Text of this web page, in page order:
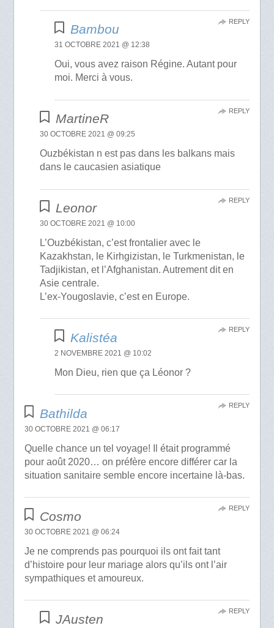
Bambou
31 OCTOBRE 2021 @ 12:38
Oui, vous avez raison Régine. Autant pour
moi. Merci à vous.
REPLY
MartineR
30 OCTOBRE 2021 @ 09:25
Ouzbékistan n est pas dans les balkans mais
dans le caucasien asiatique
REPLY
Leonor
30 OCTOBRE 2021 @ 10:00
L’Ouzbékistan, c’est frontalier avec le
Kazakhstan, le Kirhgizistan, le Turkmenistan, le
Tadjikistan, et l’Afghanistan. Autrement dit en
Asie centrale.
L’ex-Yougoslavie, c’est en Europe.
REPLY
Kalistéa
2 NOVEMBRE 2021 @ 10:02
Mon Dieu, rien que ça Léonor ?
REPLY
Bathilda
30 OCTOBRE 2021 @ 06:17
Quelle chance un tel voyage! Il était programmé
pour août 2020… on préfère encore différer car la
situation sanitaire semble encore incertaine là-bas.
REPLY
Cosmo
30 OCTOBRE 2021 @ 06:24
Je ne comprends pas pourquoi ils ont fait tant
d’histoire pour leur mariage alors qu’ils ont l’air
sympathiques et amoureux.
REPLY
JAusten
REPLY